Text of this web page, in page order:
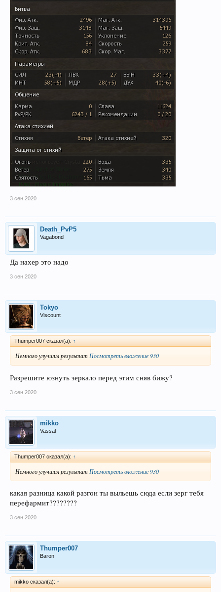
3 сен 2020
Death_PvP5
Vagabond
Да нахер это надо
3 сен 2020
Tokyo
Viscount
Thumper007 сказал(а): ↑
Немного улучшил результат Посмотреть вложение 930
Разрешите юзнуть зеркало перед этим сняв бижу?
3 сен 2020
mikko
Vassal
Thumper007 сказал(а): ↑
Немного улучшил результат Посмотреть вложение 930
какая разница какой разгон ты выльешь сюда если зерг тебя
перефармит????????
3 сен 2020
Thumper007
Baron
mikko сказал(а): ↑